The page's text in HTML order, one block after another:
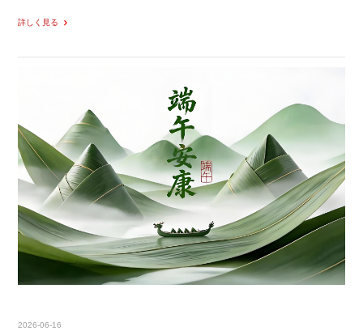
詳しく見る
2026-06-16